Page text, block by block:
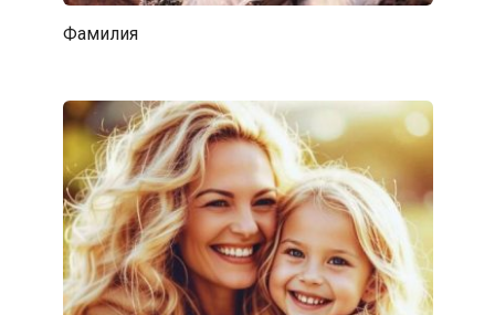
Фамилия